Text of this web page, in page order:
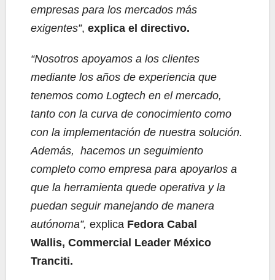
empresas para los mercados más
exigentes”, explica el directivo.
“Nosotros apoyamos a los clientes
mediante los años de experiencia que
tenemos como Logtech en el mercado,
tanto con la curva de conocimiento como
con la implementación de nuestra solución.
Además, hacemos un seguimiento
completo como empresa para apoyarlos a
que la herramienta quede operativa y la
puedan seguir manejando de manera
autónoma”, explica Fedora Cabal
Wallis, Commercial Leader México
Tranciti.